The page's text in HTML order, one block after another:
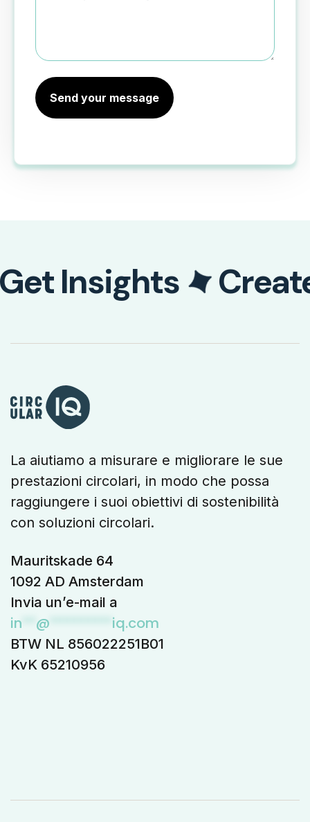
Insights
La aiutiamo a misurare e migliorare le sue
prestazioni circolari, in modo che possa
raggiungere i suoi obiettivi di sostenibilità
con soluzioni circolari.
Mauritskade 64
1092 AD Amsterdam
Invia un’e-mail a
in @ iq.com
BTW NL 856022251B01
KvK 65210956